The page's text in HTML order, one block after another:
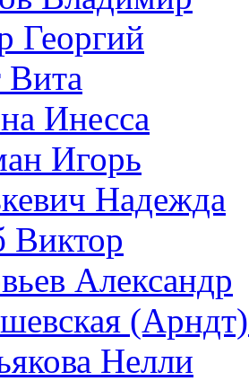
Георгий
Инесса
Игорь
Надежда
Виктор
Александр
Нелли